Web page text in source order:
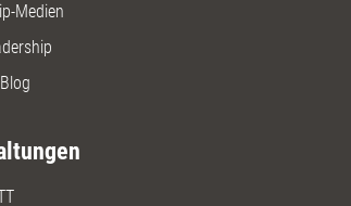
Medien